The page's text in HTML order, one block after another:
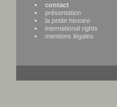
contact
présentation
la petite histoire
international rights
mentions légales